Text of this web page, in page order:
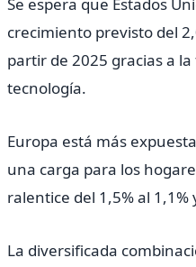
Se espera que Estados
crecimiento previsto del
partir de 2025 gracias a
tecnología.
Europa está ​más
una carga para los
ralentice del 1,5% al 1,1%
La diversificada